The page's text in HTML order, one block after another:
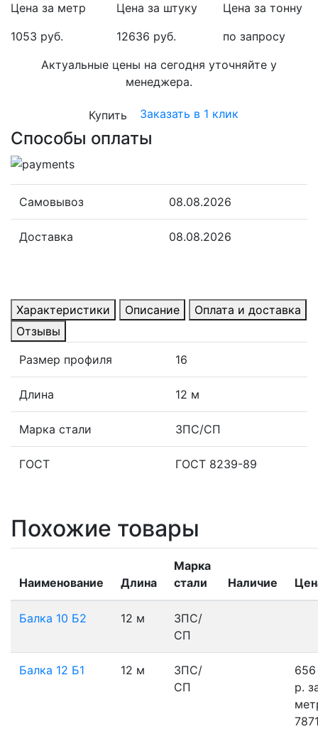
Цена за метр
1053 руб.
Цена за штуку
12636 руб.
Цена за тонну
по запросу
Актуальные цены на сегодня уточняйте у
менеджера.
Купить Заказать в 1 клик
Способы оплаты
Самовывоз 08.08.2026
Доставка 08.08.2026
Характеристики Описание
Оплата и доставка
Отзывы
Размер профиля
16
Длина 12 м
Марка стали 3ПС/СП
ГОСТ ГОСТ 8239-89
Похожие товары
Наименование Длина
Марка
стали
Наличие
Балка 10 Б2 12 м
3ПС/
СП
Балка 12 Б1 12 м
3ПС/
СП
656
р.